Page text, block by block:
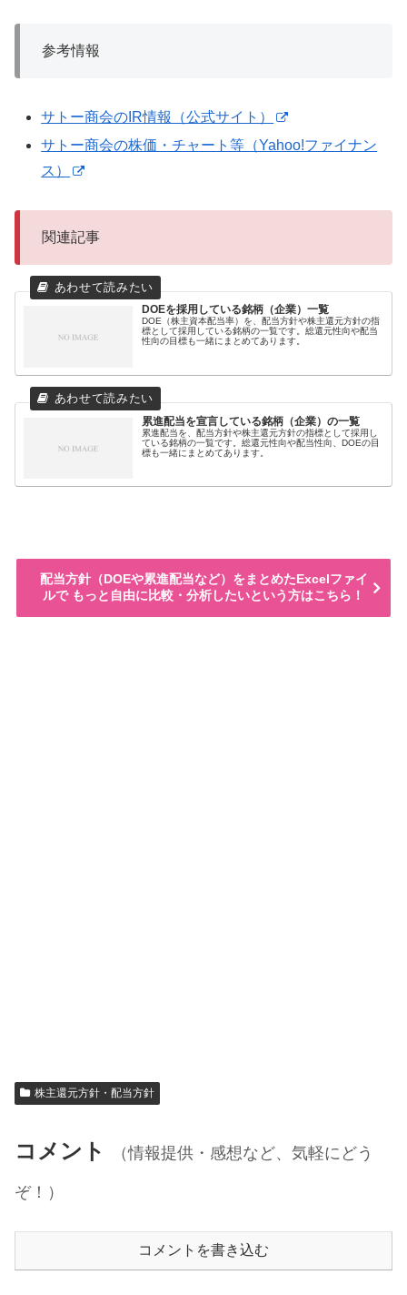
参考情報
サトー商会のIR情報（公式サイト）
サトー商会の株価・チャート等（Yahoo!ファイナン
ス）
関連記事
DOEを採用している銘柄（企業）一覧
DOE（株主資本配当率）を、配当方針や株主還元方針の指
標として採用している銘柄の一覧です。総還元性向や配当
性向の目標も一緒にまとめてあります。
累進配当を宣言している銘柄（企業）の一覧
累進配当を、配当方針や株主還元方針の指標として採用し
ている銘柄の一覧です。総還元性向や配当性向、DOEの目
標も一緒にまとめてあります。
配当方針（DOEや累進配当など）をまとめたExcelファイ
ルで もっと自由に比較・分析したいという方はこちら！
株主還元方針・配当方針
コメント
（情報提供・感想など、気軽にどう
ぞ！）
コメントを書き込む